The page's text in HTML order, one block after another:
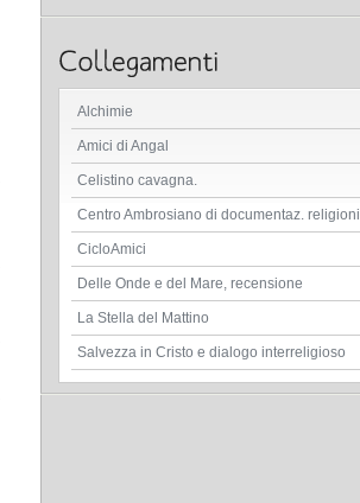
Alchimie
Amici di Angal
Celistino cavagna.
Centro Ambrosiano di documentaz. religioni
CicloAmici
Delle Onde e del Mare, recensione
La Stella del Mattino
Salvezza in Cristo e dialogo interreligioso